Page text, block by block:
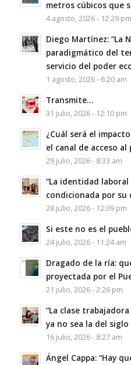
metros cúbicos que
4 agosto, 2026 - 12:29 pm
Diego Martínez: “La
paradigmático del
servicio del poder
1 agosto, 2026 - 6:20 am
Transmite…
31 julio, 2026 - 12:10 pm
¿Cuál será el
el canal de acceso al
29 julio, 2026 - 8:33 am
“La identidad laboral
condicionada por su
28 julio, 2026 - 12:09 pm
Si este no es el
24 julio, 2026 - 11:24 am
Dragado de la ría:
proyectada por el
21 julio, 2026 - 2:26 pm
“La clase
ya no sea la del siglo
16 julio, 2026 - 8:27 am
Ángel Cappa: “Hay